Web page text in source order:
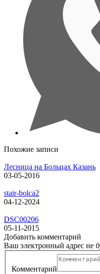
Похожие записи
Лесница на Больцах Казань
03-05-2016
stair-bolca2
04-12-2024
DSC00206
05-11-2015
Добавить комментарий
Ваш электронный адрес не
Комментарий